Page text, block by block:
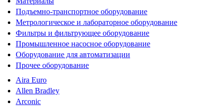
Подъемно-транспортное оборудование
Метрологическое и лабораторное оборудование
Фильтры и фильтрующее оборудование
Промышленное насосное оборудование
Оборудование для автоматизации
Прочее оборудование
Aira Euro
Allen Bradley
Arconic